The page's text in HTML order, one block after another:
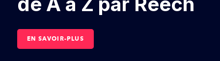
EN SAVOIR-PLUS